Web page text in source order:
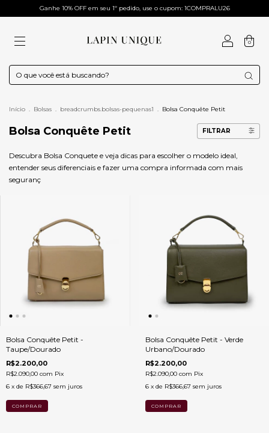
Ganhe 10% OFF em seu 1º pedido, use o cupom: 1COMPRALU26
0
Início . Bolsas . breadcrumbs.bolsas-pequenas1 . Bolsa Conquête Petit
Bolsa Conquête Petit FILTRAR
Descubra Bolsa Conquete e veja dicas para escolher o modelo ideal,
entender seus diferenciais e fazer uma compra informada com mais
seguranç
Bolsa Conquête Petit -
Taupe/Dourado
R$2.200,00
R$2.090,00 com Pix
6 x de R$366,67 sem juros
Bolsa Conquête Petit - Verde
Urbano/Dourado
R$2.200,00
R$2.090,00 com Pix
6 x de R$366,67 sem juros